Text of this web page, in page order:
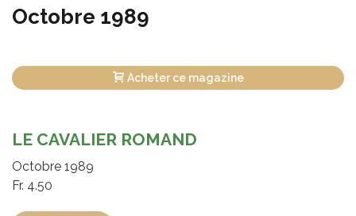
Octobre 1989
Acheter ce magazine
LE CAVALIER ROMAND
Octobre 1989
Fr. 4.50